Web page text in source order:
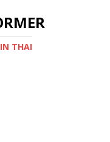
THAI